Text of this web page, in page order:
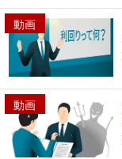
動画
動画